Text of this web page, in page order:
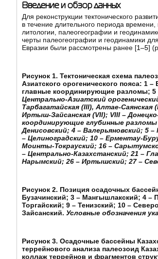
Введение и обзор данных
Для реконструкции тектонического
в течение длительного периода
литологии, палеогеографии и
черты палеогеографии и геодинамики
Евразии были рассмотрены ранее [1–5]
Рисунок 1. Тектоническая схема
Азиатского орогенического пояса: 1
главные координирующие разломы; 5
Центрально-Азиатский
Тарбагатайская (III), Алтае-Саянская
Иртыш-Зайсанская (VII); VIII –
координирующие глубинные разломы
Денисовский; 4 – Валерьяновский; 5
– Целиноградский; 10 – Ерментау-
Моинты-Токрауский; 16 –
– Центрально-Казахстанский; 21 –
Нарымский; 26 – Иртышский; 27 –
Рисунок 2. Позиция осадочных
Бузачинский; 3 – Мангышлакский; 4
Торгайский; 9 – Тенизский; 10 –
Зайсанский. Условные обозначения
Рисунок 3. Осадочные бассейны
террейнового анализа палеозоид
коллаж террейнов и фрагментов